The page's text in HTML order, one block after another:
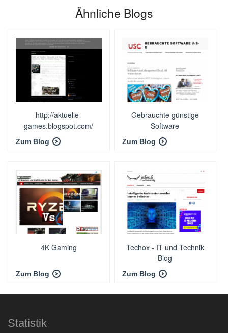
Ähnliche Blogs
http://aktuelle-
games.blogspot.com/
Zum Blog
Gebrauchte günstige
Software
Zum Blog
4K Gaming
Zum Blog
Techox - IT und Technik
Blog
Zum Blog
Statistik